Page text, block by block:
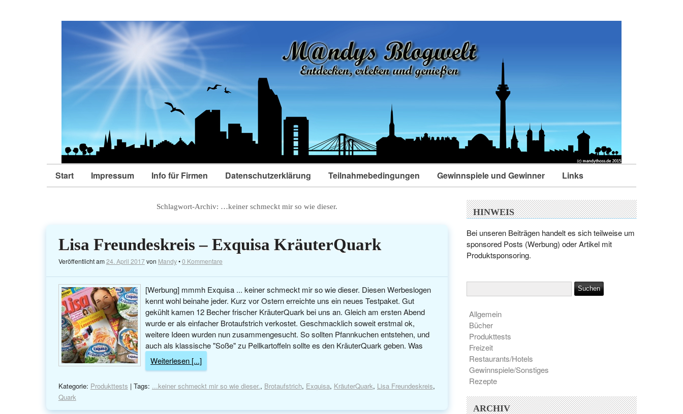
Start Impressum Info für Firmen Datenschutzerklärung Teilnahmebedingungen Gewinnspiele und Gewinner Links
Schlagwort-Archiv: …keiner schmeckt mir so wie dieser.
Lisa Freundeskreis – Exquisa KräuterQuark
Veröffentlicht am24. April 2017von Mandy•0 Kommentare
[Werbung] mmmh Exquisa ... keiner schmeckt mir so wie dieser. Diesen Werbeslogen
kennt wohl beinahe jeder. Kurz vor Ostern erreichte uns ein neues Testpaket. Gut
gekühlt kamen 12 Becher frischer KräuterQuark bei uns an. Gleich am ersten Abend
wurde er als einfacher Brotaufstrich verkostet. Geschmacklich soweit erstmal ok,
weitere Ideen wurden nun zusammengesucht. So sollten Pfannkuchen entstehen, und
auch als klassische "Soße" zu Pellkartoffeln sollte es den KräuterQuark geben. Was
Weiterlesen [...]
Kategorie: Produkttests | Tags: ...keiner schmeckt mir so wie dieser., Brotaufstrich, Exquisa, KräuterQuark, Lisa Freundeskreis,
Quark
HINWEIS
Bei unseren Beiträgen handelt es sich teilweise um
sponsored Posts (Werbung) oder Artikel mit
Produktsponsoring.
Allgemein
Bücher
Produkttests
Freizeit
Restaurants/Hotels
Gewinnspiele/Sonstiges
Rezepte
ARCHIV